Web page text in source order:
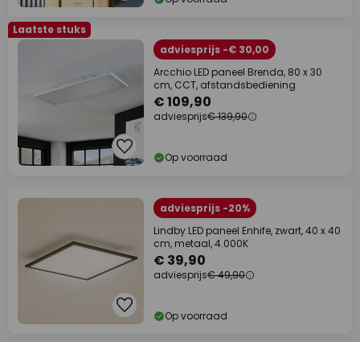
Laatste stuks
adviesprijs -€ 30,00
Arcchio LED paneel Brenda, 80 x 30
cm, CCT, afstandsbediening
€ 109,90
adviesprijs€ 139,90
Op voorraad
adviesprijs -20%
Lindby LED paneel Enhife, zwart, 40 x 40
cm, metaal, 4.000K
€ 39,90
adviesprijs€ 49,90
Op voorraad